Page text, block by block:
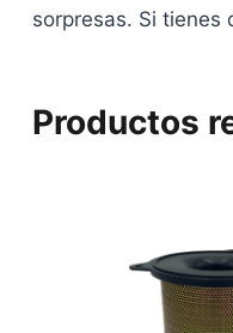
sorpresas. Si
Productos